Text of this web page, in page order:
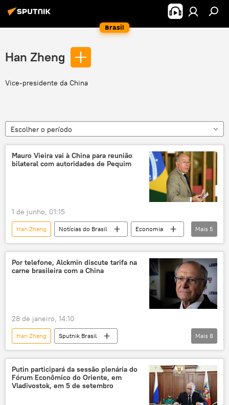
Brasil
Han Zheng
Vice-presidente da China
Escolher o período
Mauro Vieira vai à China para reunião
bilateral com autoridades de Pequim
1 de junho, 01:15
Han Zheng Notícias do Brasil
Economia
Mauro Vieira
China
Pequim
Itamaraty
Brasil
Mais 5
Por telefone, Alckmin discute tarifa na
carne brasileira com a China
28 de janeiro, 14:10
Han Zheng
Sputnik Brasil
Notícias do Brasil
Ásia e Oceania
Mundo
Geraldo Alckmin
Brasil
China
República Popular da China
Mais 8
Putin participará da sessão plenária do
Fórum Econômico do Oriente, em
Vladivostok, em 5 de setembro